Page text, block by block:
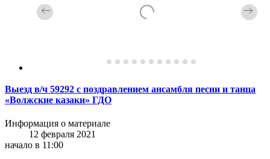
Выезд в/ч 59292 с поздравлением ансамбля песни и танца
«Волжские казаки» ГДО
Информация о материале
12 февраля 2021
начало в 11:00